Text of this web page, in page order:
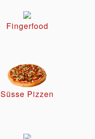
Fingerfood
Süsse Pizzen